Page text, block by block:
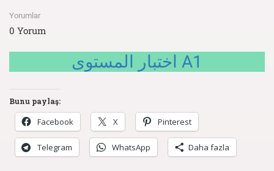
Yorumlar
0 Yorum
اختبار المستوى A1
Bunu paylaş:
Facebook X Pinterest
Telegram WhatsApp Daha fazla